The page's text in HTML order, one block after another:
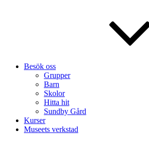
Besök oss
Grupper
Barn
Skolor
Hitta hit
Sundby Gård
Kurser
Museets verkstad